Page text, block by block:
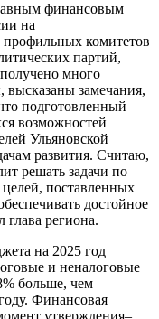
финансовым
на
профильных комитетов
партий,
много
замечания,
подготовленный
возможностей
Ульяновской
развития. Считаю,
решать задачи по
поставленных
достойное
глава региона.
на 2025 год
и неналоговые
больше, чем
Финансовая
утверждения–